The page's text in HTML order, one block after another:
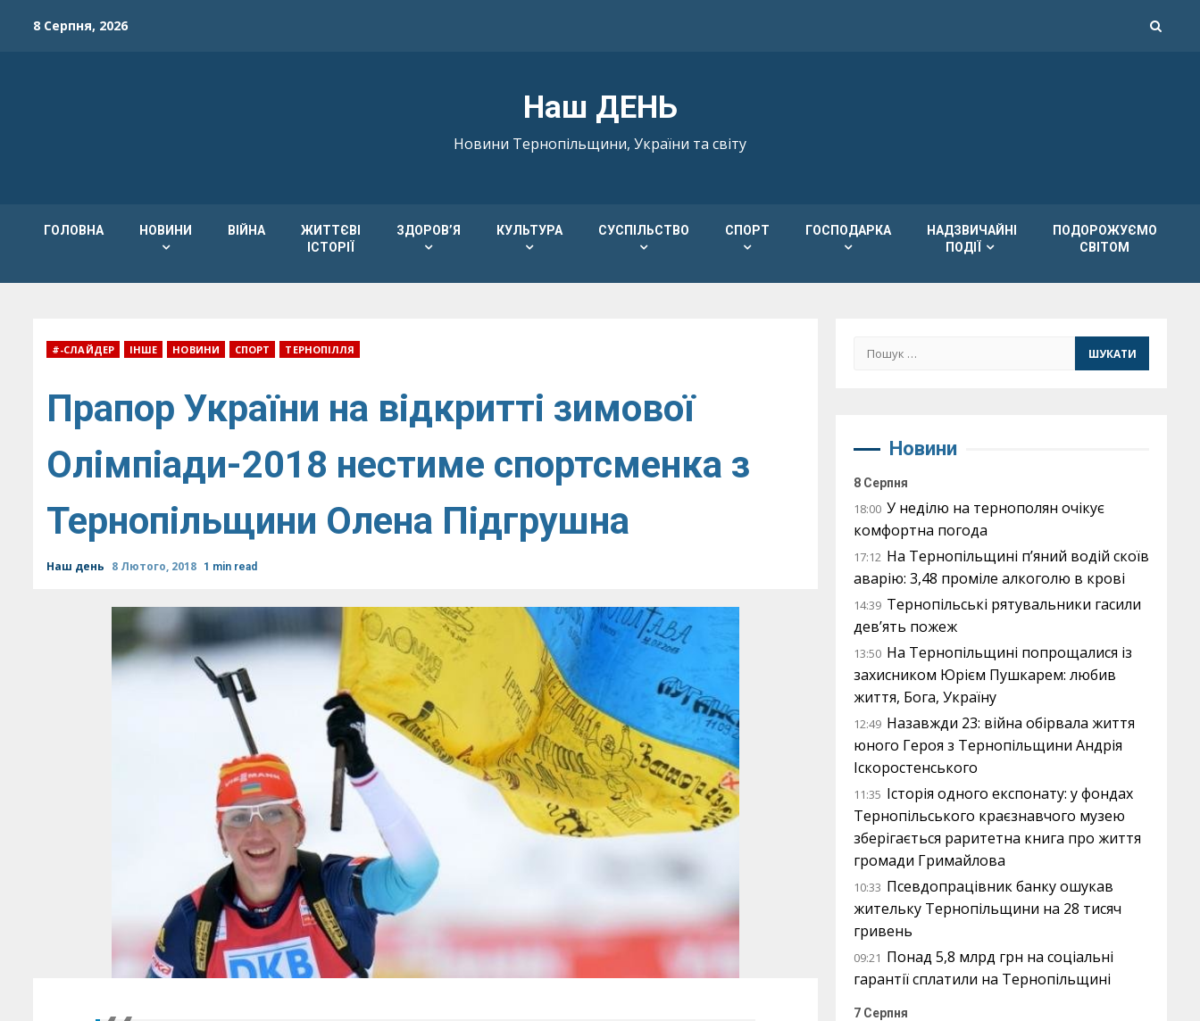
8 Серпня, 2026
Наш ДЕНЬ
Новини Тернопільщини, України та світу
ГОЛОВНА НОВИНИ ВІЙНА
ЖИТТЄВІ
ІСТОРІЇ
ЗДОРОВ’Я КУЛЬТУРА СУСПІЛЬСТВО СПОРТ ГОСПОДАРКА
НАДЗВИЧАЙНІ
ПОДІЇ
ПОДОРОЖУЄМО
СВІТОМ
#-СЛАЙДЕР ІНШЕ НОВИНИ СПОРТ ТЕРНОПІЛЛЯ
Прапор України на відкритті зимової
Олімпіади-2018 нестиме спортсменка з
Тернопільщини Олена Підгрушна
Наш день 8 Лютого, 2018 1 min read
Пошук:
Новини
8 Серпня
18:00 У неділю на тернополян очікує
комфортна погода
17:12 На Тернопільщині п’яний водій скоїв
аварію: 3,48 проміле алкоголю в крові
14:39 Тернопільські рятувальники гасили
дев’ять пожеж
13:50 На Тернопільщині попрощалися із
захисником Юрієм Пушкарем: любив
життя, Бога, Україну
12:49 Назавжди 23: війна обірвала життя
юного Героя з Тернопільщини Андрія
Іскоростенського
11:35 Історія одного експонату: у фондах
Тернопільського краєзнавчого музею
зберігається раритетна книга про життя
громади Гримайлова
10:33 Псевдопрацівник банку ошукав
жительку Тернопільщини на 28 тисяч
гривень
09:21 Понад 5,8 млрд грн на соціальні
гарантії сплатили на Тернопільщині
7 Серпня